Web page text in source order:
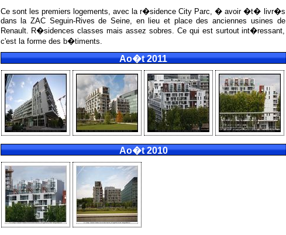
Ce sont les premiers logements, avec la r�sidence City Parc, � avoir �t� livr�s
dans la ZAC Seguin-Rives de Seine, en lieu et place des anciennes usines de
Renault. R�sidences classes mais assez sobres. Ce qui est surtout int�ressant,
c'est la forme des b�timents.
Ao�t 2011
Ao�t 2010